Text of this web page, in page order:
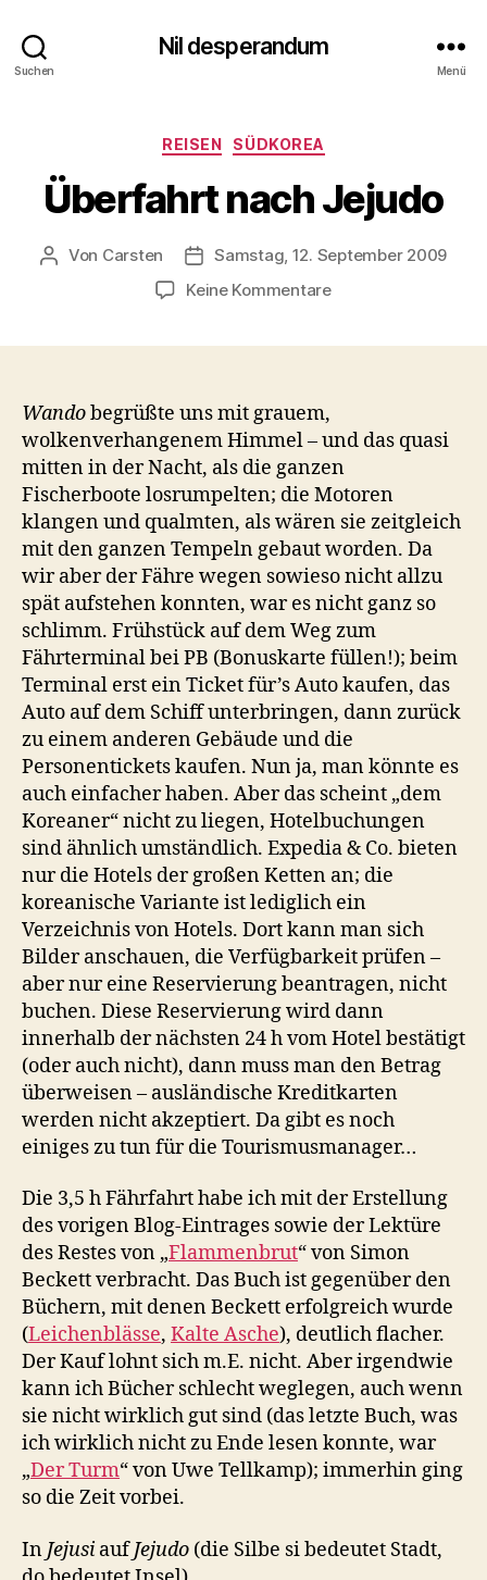
Suchen
Nil desperandum
Menü
Kategorien
REISEN SÜDKOREA
Überfahrt nach Jejudo
Beitragsautor
Von Carsten Veröffentlichungsdatum
Samstag, 12. September 2009
Keine Kommentarezu
Wandobegrüßte uns mit grauem,
wolkenverhangenem Himmel – und das quasi
mitten in der Nacht, als die ganzen
Fischerboote losrumpelten; die Motoren
klangen und qualmten, als wären sie zeitgleich
mit den ganzen Tempeln gebaut worden. Da
wir aber der Fähre wegen sowieso nicht allzu
spät aufstehen konnten, war es nicht ganz so
schlimm. Frühstück auf dem Weg zum
Fährterminal bei PB (Bonuskarte füllen!); beim
Terminal erst ein Ticket für’s Auto kaufen, das
Auto auf dem Schiff unterbringen, dann zurück
zu einem anderen Gebäude und die
Personentickets kaufen. Nun ja, man könnte es
auch einfacher haben. Aber das scheint „dem
Koreaner“ nicht zu liegen, Hotelbuchungen
sind ähnlich umständlich. Expedia & Co. bieten
nur die Hotels der großen Ketten an; die
koreanische Variante ist lediglich ein
Verzeichnis von Hotels. Dort kann man sich
Bilder anschauen, die Verfügbarkeit prüfen –
aber nur eine Reservierung beantragen, nicht
buchen. Diese Reservierung wird dann
innerhalb der nächsten 24 h vom Hotel bestätigt
(oder auch nicht), dann muss man den Betrag
überweisen – ausländische Kreditkarten
werden nicht akzeptiert. Da gibt es noch
einiges zu tun für die Tourismusmanager…
Die 3,5 h Fährfahrt habe ich mit der Erstellung
des vorigen Blog-Eintrages sowie der Lektüre
des Restes von „Flammenbrut“ von Simon
Beckett verbracht. Das Buch ist gegenüber den
Büchern, mit denen Beckett erfolgreich wurde
(Leichenblässe, Kalte Asche), deutlich flacher.
Der Kauf lohnt sich m.E. nicht. Aber irgendwie
kann ich Bücher schlecht weglegen, auch wenn
sie nicht wirklich gut sind (das letzte Buch, was
ich wirklich nicht zu Ende lesen konnte, war
„Der Turm“ von Uwe Tellkamp); immerhin ging
so die Zeit vorbei.
In Jejusi aufJejudo (die Silbe si bedeutet Stadt,